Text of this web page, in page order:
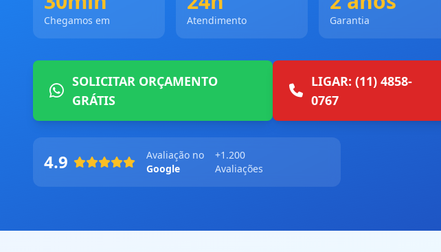
Chegamos em Atendimento Garantia
SOLICITAR ORÇAMENTO
GRÁTIS
LIGAR: (11) 4858-
0767
4.9
Avaliação no
Google
+1.200
Avaliações